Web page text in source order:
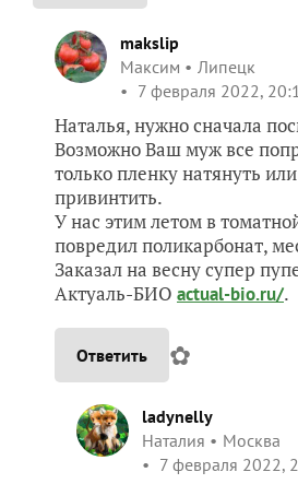
makslip
Максим
Липецк
7 февраля 2022,
Наталья, нужно сначала
Возможно Ваш муж все
только пленку натянуть
привинтить.
У нас этим летом в
повредил поликарбонат,
Заказал на весну супер
Актуаль-БИО actual-bio.ru/.
Ответить ✿
ladynelly
Наталия
Москва
7 февраля 2022,